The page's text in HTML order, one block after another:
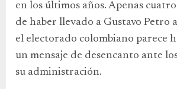
en los últimos años. Apenas
de haber llevado a Gustavo Petro
el electorado colombiano parece
un mensaje de desencanto ante
su administración.